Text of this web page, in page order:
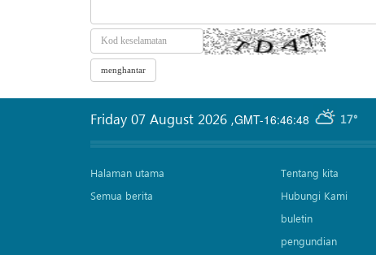
GMT-16:46:48 17°
Friday 07 August 2026 ,
Halaman utama
Semua berita
Tentang kita
Hubungi Kami
buletin
pengundian